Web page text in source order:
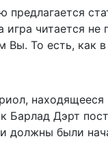
читается не
Вы. То есть,
Барлад Дэрт
должны были